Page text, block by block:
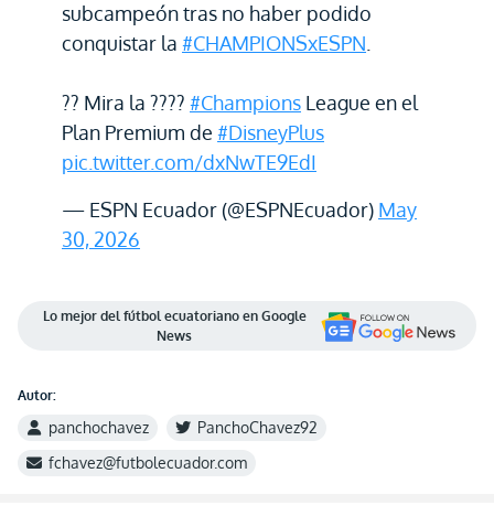
subcampeón tras no haber podido
conquistar la #CHAMPIONSxESPN
?? Mira la ???? #Champions League en el
Plan Premium de #DisneyPlus
pic.twitter.com/dxNwTE9EdI
— ESPN Ecuador (@ESPNEcuador) May
30, 2026
Lo mejor del fútbol ecuatoriano en Google
News
Autor:
panchochavez
PanchoChavez92
fchavez@futbolecuador.com